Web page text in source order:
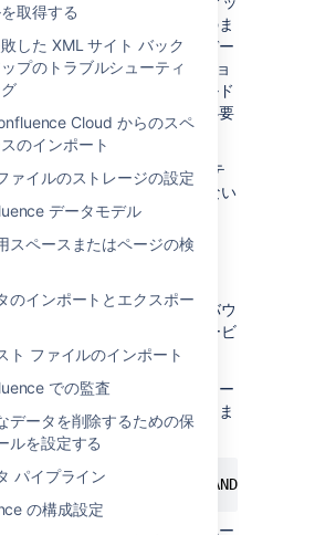
取得する
した XML サイト バック
プのトラブルシューティ
Cloud からのスペ
のインポート
ァイルのストレージの設定
データモデル
スペースまたはページの検
のインポートとエクスポー
ト ファイルのインポート
での監査
データを削除するための保
ルを設定する
パイプライン
の構成設定
できます。このファイルをそのま
しないようにしてください。デー
が Confluence の以前のバージョ
であることを示すために、ビルド
番用から変えないようにする必要
す)。
ンスを起動する前に、次のステ
、本番環境システムと接続がない
必要があります。
ムとの通信遮断設定
の通信を遮断するため、インバウ
トバウンド両方向のメールサービ
す。
タベースクエリを実行してグロー
ウトバウンドメールを無効化しま
タベースクエリを実行してスペー